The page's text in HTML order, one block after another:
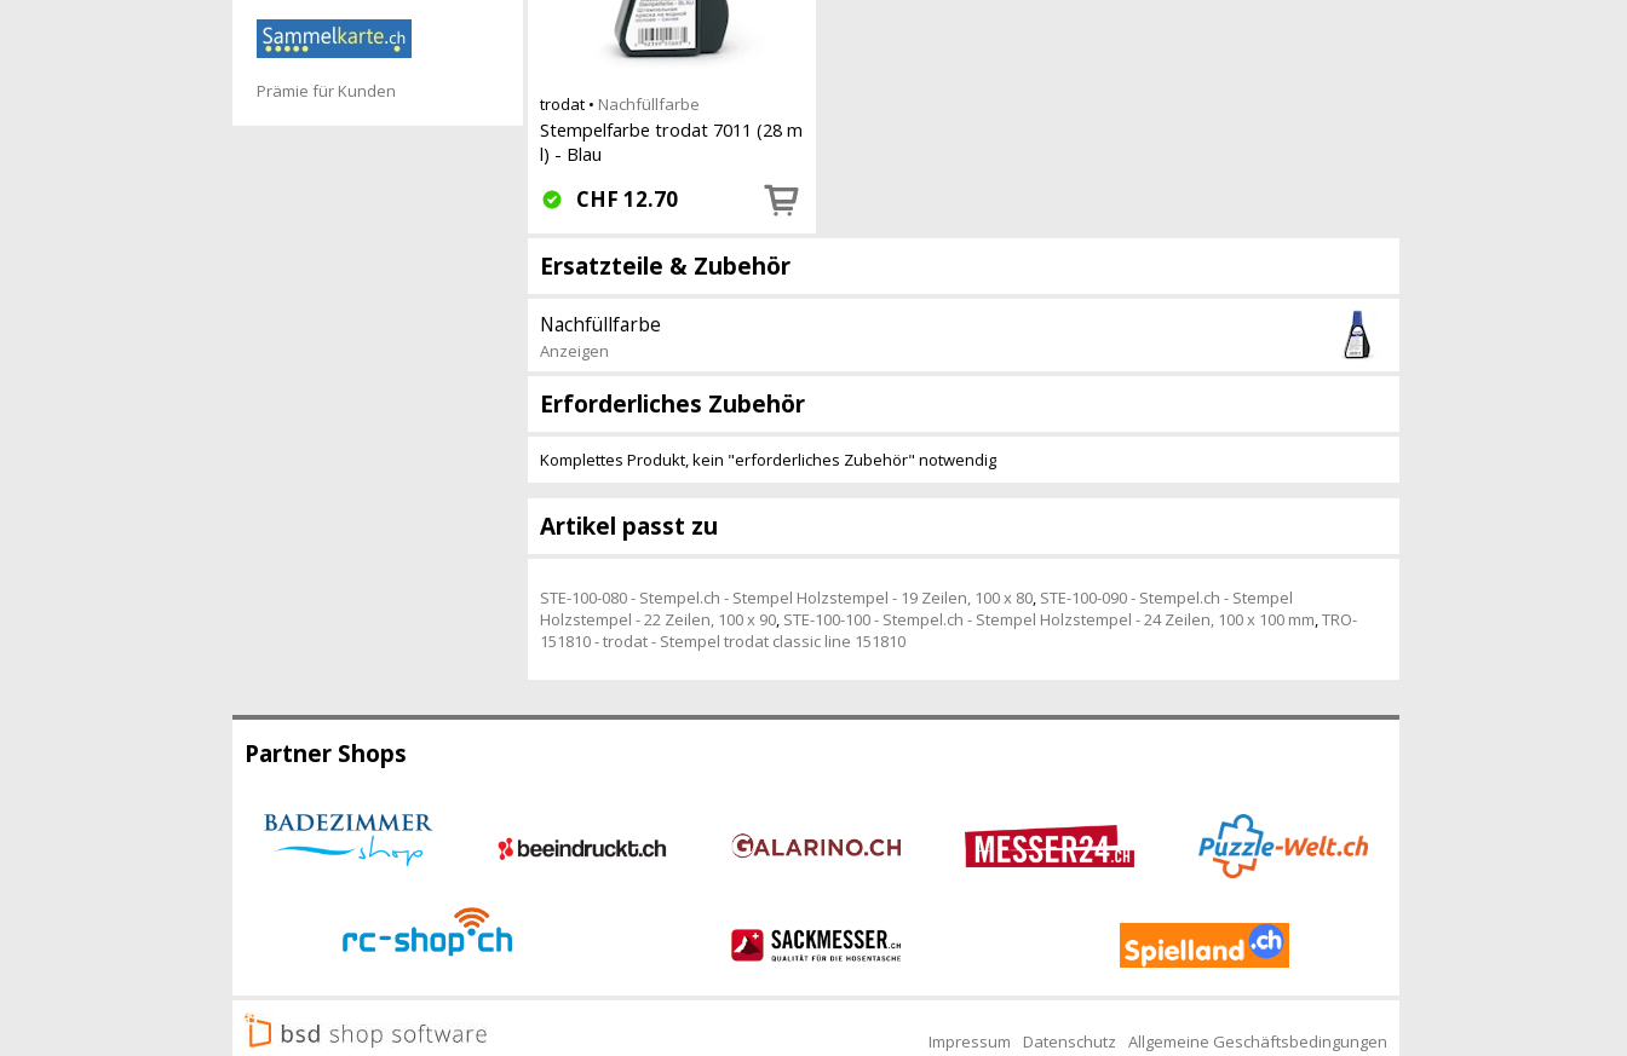
Prämie für Kunden
trodat • Nachfüllfarbe
Stempelfarbe trodat 7011 (28 m
l) - Blau
CHF 12.70
Ersatzteile & Zubehör
Nachfüllfarbe
Anzeigen
Erforderliches Zubehör
Komplettes Produkt, kein "erforderliches Zubehör" notwendig
Artikel passt zu
STE-100-080 - Stempel.ch - Stempel Holzstempel - 19 Zeilen, 100 x 80, STE-100-090 - Stempel.ch - Stempel
Holzstempel - 22 Zeilen, 100 x 90, STE-100-100 - Stempel.ch - Stempel Holzstempel - 24 Zeilen, 100 x 100 mm,TRO-
151810 - trodat - Stempel trodat classic line 151810
Partner Shops
Impressum Datenschutz Allgemeine Geschäftsbedingungen